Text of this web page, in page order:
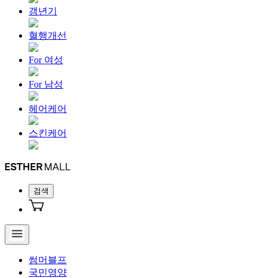
갱년기
혈행개선
For 여성
For 남성
헤어케어
스킨케어
검색
썸머블프
국민영양